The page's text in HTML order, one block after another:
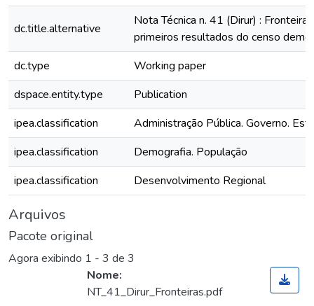
dc.title.alternative
Nota Técnica n. 41 (Dirur) :
primeiros resultados do censo
dc.type
Working paper
dspace.entity.type
Publication
ipea.classification
Administração Pública. Governo.
ipea.classification
Demografia. População
ipea.classification
Desenvolvimento Regional
Arquivos
Pacote original
Agora exibindo 1 - 3 de 3
Nome:
NT_41_Dirur_Fronteiras.pdf